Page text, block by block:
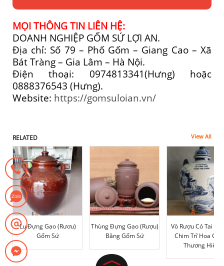
MỌI THÔNG TIN LIÊN HỆ:
DOANH NGHIỆP GỐM SỨ LỢI AN.
Địa chỉ: Số 79 – Phố Gốm – Giang Cao – Xã
Bát Tràng – Gia Lâm – Hà Nội.
Điện thoại: 0974813341(Hưng) hoặc
0888376543 (Hưng).
Website: https://gomsuloian.vn/
RELATED View All
Lu Đựng Gạo (rươu)
Gốm Sứ
Thùng Đựng Gạo (rượu)
Bằng Gốm Sứ
Vò Rượu Có Tai Vẽ
Chim Trĩ Hoa Cúc
Thương Hiệu